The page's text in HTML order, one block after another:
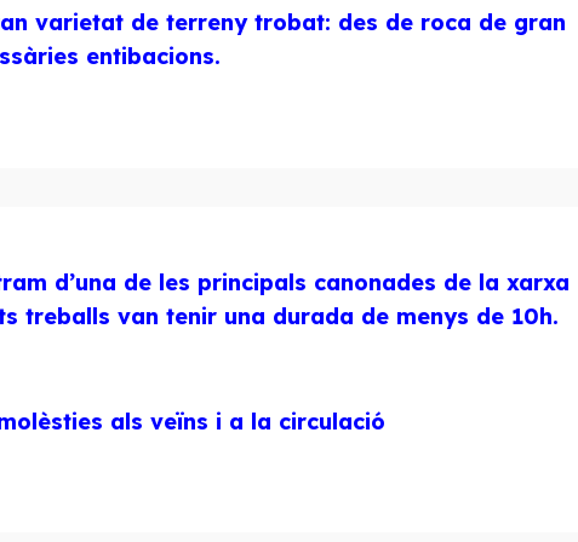
varietat de terreny trobat: des de roca de gran
entibacions.
d’una de les principals canonades de la xarxa
treballs van tenir una durada de menys de 10h.
als veïns i a la circulació